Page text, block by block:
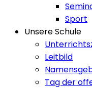
Sport
Unsere Schule
Leitbild
Tag der